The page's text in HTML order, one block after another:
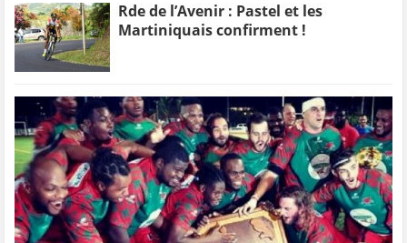
Rde de l’Avenir : Pastel et les
Martiniquais confirment !